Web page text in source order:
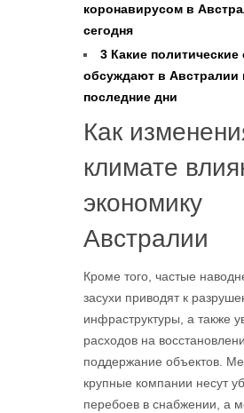
коронавирусом в
сегодня
3 Какие
обсуждают в Австралии
последние дни
Как
климате
экономику
Австралии
Кроме того, частые
засухи приводят к
инфраструктуры, а также
расходов на
поддержание объектов.
крупные компании несут
перебоев в снабжении, а